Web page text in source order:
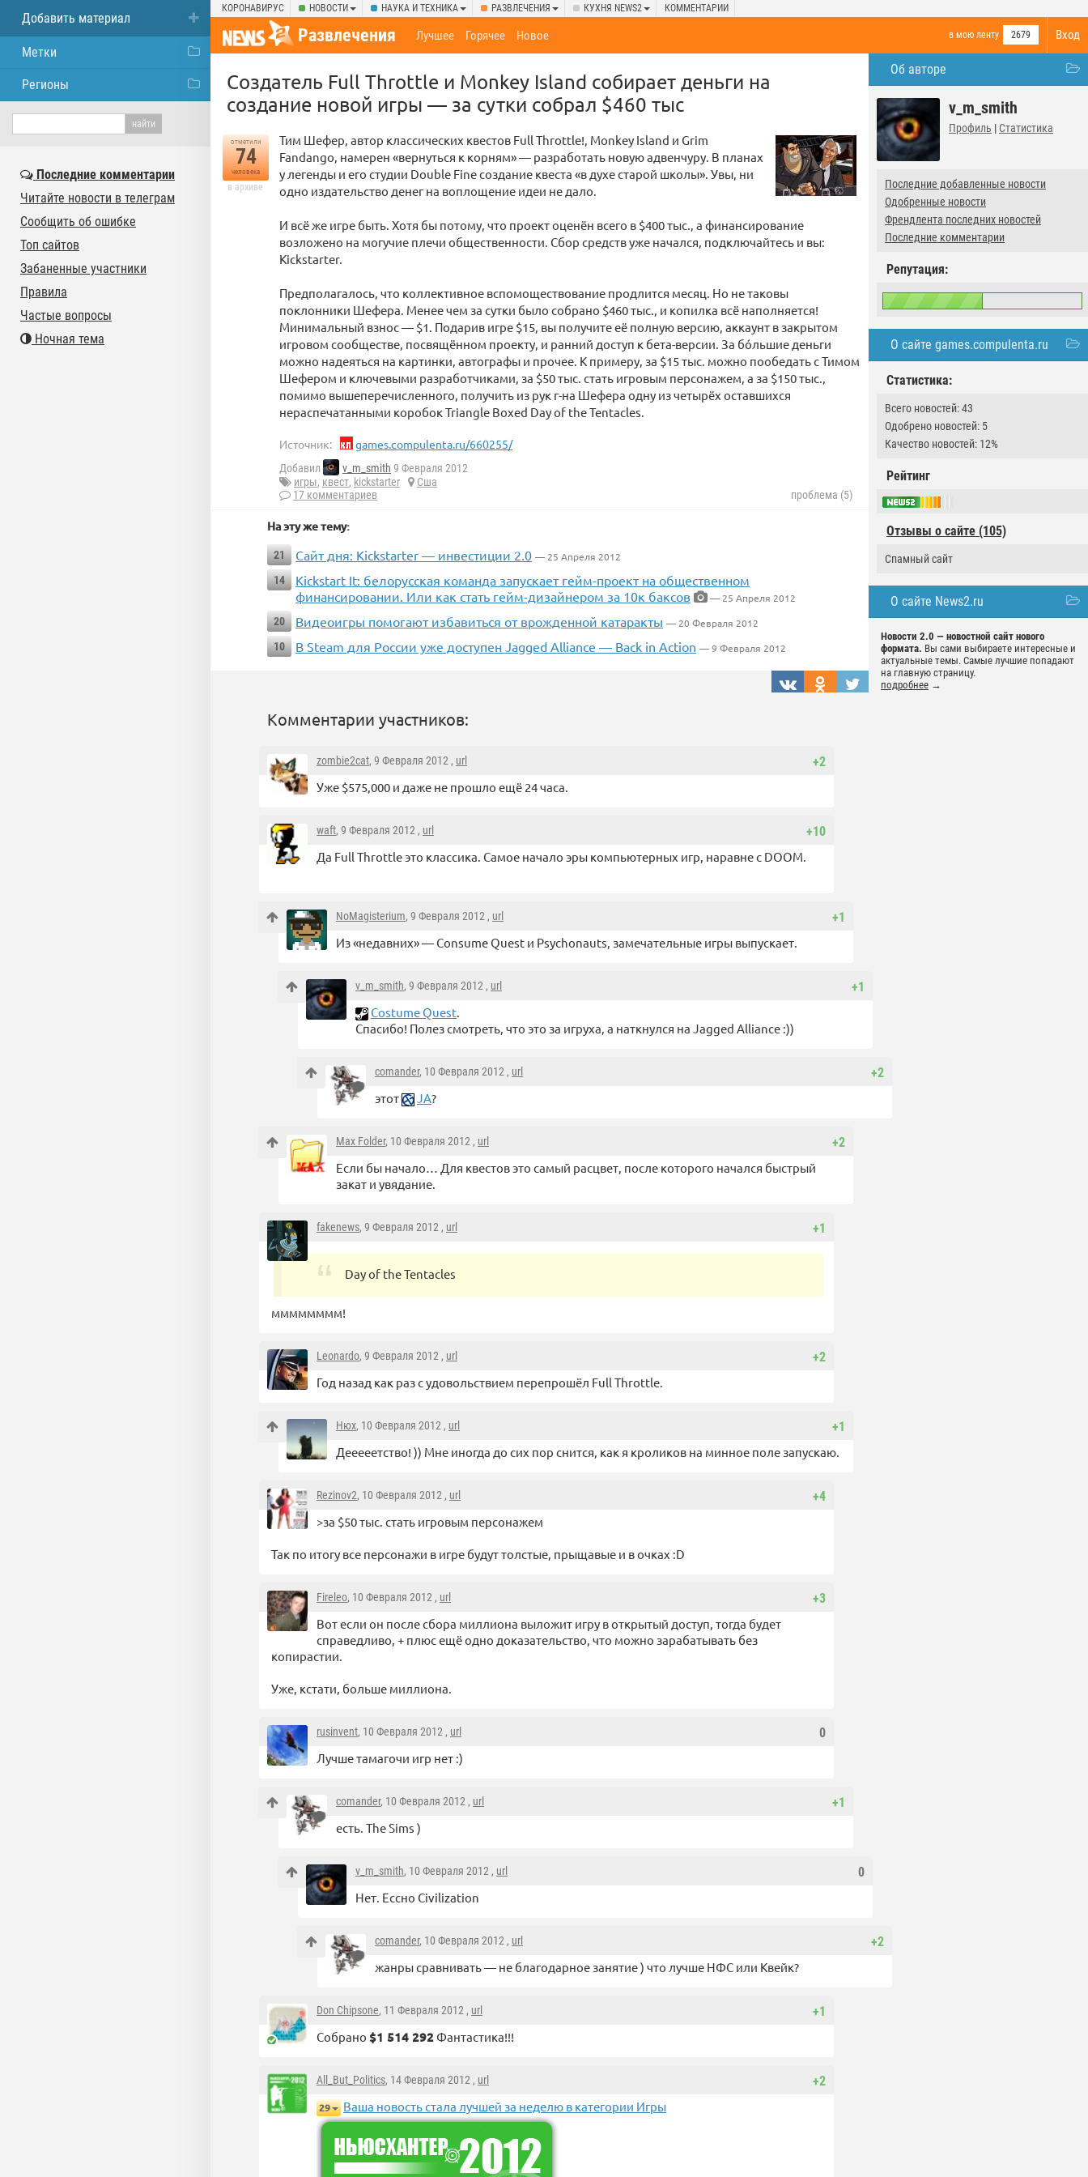
КОРОНАВИРУС НОВОСТИ НАУКА И ТЕХНИКА РАЗВЛЕЧЕНИЯ КУХНЯ NEWS2 КОММЕНТАРИИ
Вход
Развлечения в мою ленту 2679
Лучшее Горячее Новое
Об авторе
v_m_smith
Профиль | Статистика
Последние добавленные новости
Одобренные новости
Френдлента последних новостей
Последние комментарии
Репутация:
О сайте games.compulenta.ru
Статистика:
Всего новостей: 43
Одобрено новостей: 5
Качество новостей: 12%
Рейтинг
Отзывы о сайте (105)
Спамный сайт
О сайте News2.ru
Новости 2.0 — новостной сайт нового
формата. Вы сами выбираете интересные и
актуальные темы. Самые лучшие попадают
на главную страницу.
подробнее →
Создатель Full Throttle и Monkey Island собирает деньги на
создание новой игры — за сутки собрал $460 тыс
отметили
74
человека
в архиве
Тим Шефер, автор классических квестов Full Throttle!, Monkey Island и Grim
Fandango, намерен «вернуться к корням» — разработать новую адвенчуру. В планах
у легенды и его студии Double Fine создание квеста «в духе старой школы». Увы, ни
одно издательство денег на воплощение идеи не дало.
И всё же игре быть. Хотя бы потому, что проект оценён всего в $400 тыс., а финансирование
возложено на могучие плечи общественности. Сбор средств уже начался, подключайтесь и вы:
Kickstarter.
Предполагалось, что коллективное вспомоществование продлится месяц. Но не таковы
поклонники Шефера. Менее чем за сутки было собрано $460 тыс., и копилка всё наполняется!
Минимальный взнос — $1. Подарив игре $15, вы получите её полную версию, аккаунт в закрытом
игровом сообществе, посвящённом проекту, и ранний доступ к бета-версии. За бóльшие деньги
можно надеяться на картинки, автографы и прочее. К примеру, за $15 тыс. можно пообедать с Тимом
Шефером и ключевыми разработчиками, за $50 тыс. стать игровым персонажем, а за $150 тыс.,
помимо вышеперечисленного, получить из рук г-на Шефера одну из четырёх оставшихся
нераспечатанными коробок Triangle Boxed Day of the Tentacles.
Источник: games.compulenta.ru/660255/
Добавил v_m_smith 9 Февраля 2012
игры, квест, kickstarter
Сша
17 комментариев
проблема (5)
На эту же тему:
21 Сайт дня: Kickstarter — инвестиции 2.0 — 25 Апреля 2012
14
Kickstart It: белорусская команда запускает гейм-проект на общественном
финансировании. Или как стать гейм-дизайнером за 10к баксов
— 25 Апреля 2012
20
Видеоигры помогают избавиться от врожденной катаракты — 20 Февраля 2012
10
В Steam для России уже доступен Jagged Alliance — Back in Action — 9 Февраля 2012
Комментарии участников:
+2
zombie2cat, 9 Февраля 2012 , url
Уже $575,000 и даже не прошло ещё 24 часа.
+10
waft, 9 Февраля 2012 , url
Да Full Throttle это классика. Самое начало эры компьютерных игр, наравне с DOOM.
+1
NoMagisterium, 9 Февраля 2012 , url
Из «недавних» — Consume Quest и Psychonauts, замечательные игры выпускает.
+1
v_m_smith, 9 Февраля 2012 , url
Costume Quest.
Спасибо! Полез смотреть, что это за игруха, а наткнулся на Jagged Alliance :))
+2
comander, 10 Февраля 2012 , url
этот JA?
+2
Max Folder, 10 Февраля 2012 , url
Если бы начало… Для квестов это самый расцвет, после которого начался быстрый
закат и увядание.
+1
fakenews, 9 Февраля 2012 , url
Day of the Tentacles
мммммммм!
+2
Leonardo, 9 Февраля 2012 , url
Год назад как раз с удовольствием перепрошёл Full Throttle.
+1
Нюх, 10 Февраля 2012 , url
Дееееетство! )) Мне иногда до сих пор снится, как я кроликов на минное поле запускаю.
+4
Rezinov2, 10 Февраля 2012 , url
>за $50 тыс. стать игровым персонажем
Так по итогу все персонажи в игре будут толстые, прыщавые и в очках :D
+3
Fireleo, 10 Февраля 2012 , url
Вот если он после сбора миллиона выложит игру в открытый доступ, тогда будет
справедливо, + плюс ещё одно доказательство, что можно зарабатывать без
копирастии.
Уже, кстати, больше миллиона.
0
rusinvent, 10 Февраля 2012 , url
Лучше тамагочи игр нет :)
+1
comander, 10 Февраля 2012 , url
есть. The Sims )
0
v_m_smith, 10 Февраля 2012 , url
Нет. Ессно Civilization
+2
comander, 10 Февраля 2012 , url
жанры сравнивать — не благодарное занятие ) что лучше НФС или Квейк?
+1
Don Chipsone, 11 Февраля 2012 , url
Собрано $1 514 292Фантастика!!!
+2
All_But_Politics, 14 Февраля 2012 , url
29 Ваша новость стала лучшей за неделю в категории Игры
Добавить материал
Метки
Регионы
Последние комментарии
Читайте новости в телеграм
Сообщить об ошибке
Топ сайтов
Забаненные участники
Правила
Частые вопросы
Ночная тема